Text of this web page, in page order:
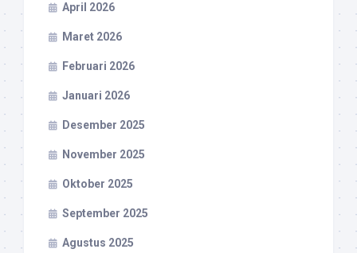
April 2026
Maret 2026
Februari 2026
Januari 2026
Desember 2025
November 2025
Oktober 2025
September 2025
Agustus 2025